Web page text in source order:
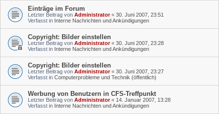
Einträge im Forum
Letzter Beitrag von Administrator« 30. Juni 2007, 23:51
Verfasst in Interne Nachrichten und Ankündigungen
Copyright: Bilder einstellen
Letzter Beitrag von Administrator« 30. Juni 2007, 23:28
Verfasst in Interne Nachrichten und Ankündigungen
Copyright: Bilder einstellen
Letzter Beitrag von Administrator« 30. Juni 2007, 23:27
Verfasst in Computerprobleme und Technik (öffentlich)
Werbung von Benutzern in CFS-Treffpunkt
Letzter Beitrag von Administrator« 14. Januar 2007, 13:28
Verfasst in Interne Nachrichten und Ankündigungen